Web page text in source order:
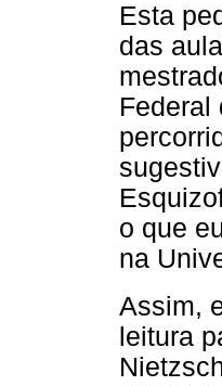
Esta
das
Federal
o que
na
Assim,
leitura